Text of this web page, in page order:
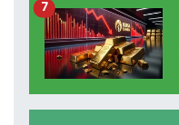
7